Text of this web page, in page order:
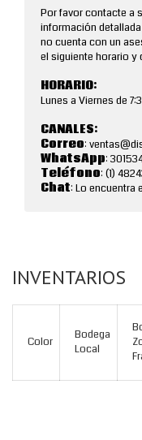
Por favor contacte a
información
no cuenta con un
el siguiente horario y
HORARIO:
Lunes a Viernes de
CANALES:
Correo:
WhatsApp:
Teléfono: (1)
Chat: Lo encuentra
INVENTARIOS
Color
Bodega
Local